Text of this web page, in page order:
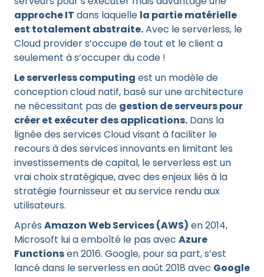
approche IT dans laquelle la partie matérielle
est totalement abstraite.Avec le serverless, le
Cloud provider s’occupe de tout et le client a
seulement à s’occuper du code !
Le serverless computing est un modèle de
conception cloud natif, basé sur une architecture
ne nécessitant pas de gestion de serveurs pour
créer et exécuter des applications. Dans la
lignée des services Cloud visant à faciliter le
recours à des services innovants en limitant les
investissements de capital, le serverless est un
vrai choix stratégique, avec des enjeux liés à la
stratégie fournisseur et au service rendu aux
utilisateurs.
Après Amazon Web Services (AWS) en 2014,
Microsoft lui a emboîté le pas avec Azure
Functionsen 2016. Google, pour sa part, s’est
lancé dans le serverless en août 2018 avec Google